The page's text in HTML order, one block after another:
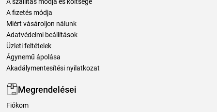
A szállítás módja és költsége
A fizetés módja
Miért vásároljon nálunk
Adatvédelmi beállítások
Üzleti feltételek
Ágynemű ápolása
Akadálymentesítési nyilatkozat
Megrendelései
Fiókom